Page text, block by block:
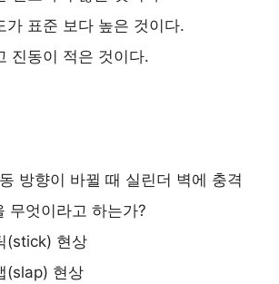
표준 보다 높은 것이다.
동이 적은 것이다.
방향이 바뀔 때 실린더 벽에 충격
무엇이라고 하는가?
현상
현상